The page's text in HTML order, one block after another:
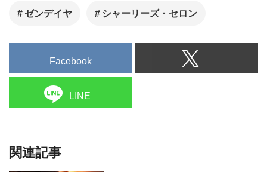
ゼンデイヤ シャーリーズ・セロン
Facebook
LINE
関連記事